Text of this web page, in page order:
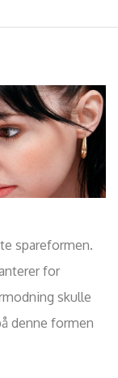
spareformen.
for
skulle
denne formen